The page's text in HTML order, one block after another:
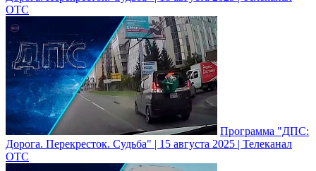
ОТС
Программа "ДПС:
Дорога. Перекресток. Судьба" | 15 августа 2025 | Телеканал
ОТС